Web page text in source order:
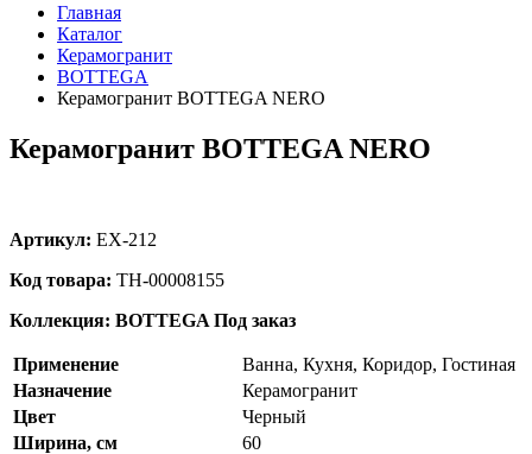
Главная
Каталог
Керамогранит
BOTTEGA
Керамогранит BOTTEGA NERO
Керамогранит BOTTEGA NERO
Артикул: EX-212
Код товара: ТН-00008155
Коллекция: BOTTEGA Под заказ
Применение
Ванна, Кухня, Коридор, Гостиная
Назначение
Керамогранит
Цвет
Черный
Ширина, см
60